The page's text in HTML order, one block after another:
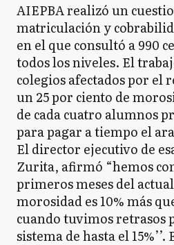
ED Exaltación
E Ezeiza
FV Florencio
FA Florentino
AIEPBA realizó un
matriculación y
en el que consultó a 990
todos los niveles. El
colegios afectados por el
un 25 por ciento de
de cada cuatro alumnos
para pagar a tiempo el
El director ejecutivo de
Zurita, afirmó “hemos
primeros meses del
morosidad es 10% más
cuando tuvimos retrasos
sistema de hasta el